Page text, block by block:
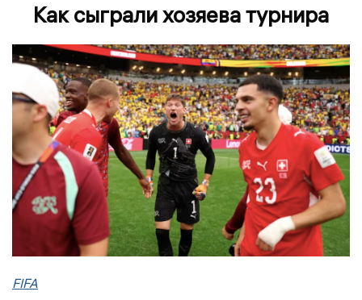
Как сыграли хозяева турнира
FIFA